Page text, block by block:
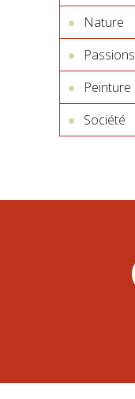
Nature
Passions
Peinture
Société